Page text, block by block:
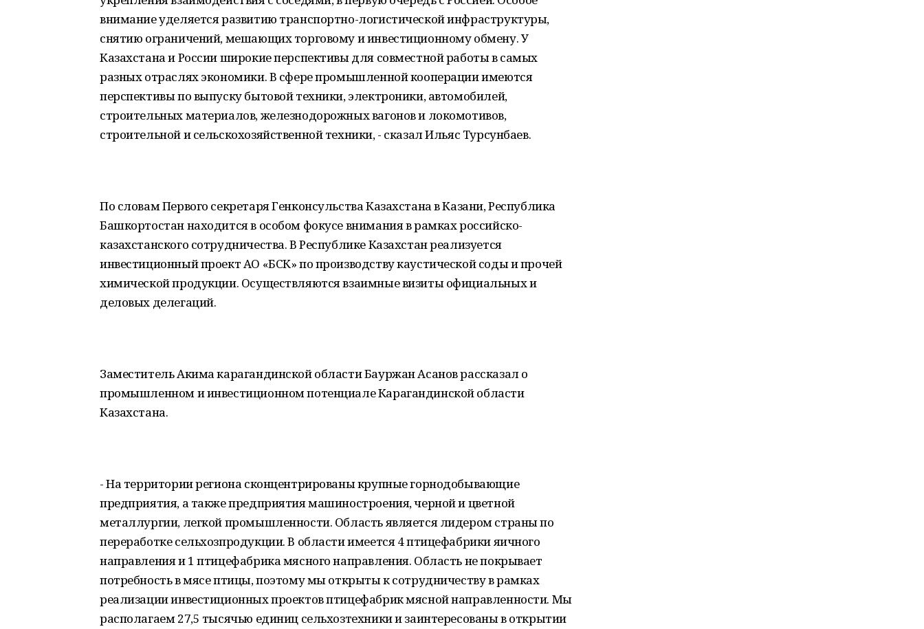
внимание уделяется развитию транспортно-логистической инфраструктуры,
снятию ограничений, мешающих торговому и инвестиционному обмену. У
Казахстана и России широкие перспективы для совместной работы в самых
разных отраслях экономики. В сфере промышленной кооперации имеются
перспективы по выпуску бытовой техники, электроники, автомобилей,
строительных материалов, железнодорожных вагонов и локомотивов,
строительной и сельскохозяйственной техники, - сказал Ильяс Турсунбаев.
По словам Первого секретаря Генконсульства Казахстана в Казани, Республика
Башкортостан находится в особом фокусе внимания в рамках российско-
казахстанского сотрудничества. В Республике Казахстан реализуется
инвестиционный проект АО «БСК» по производству каустической соды и прочей
химической продукции. Осуществляются взаимные визиты официальных и
деловых делегаций.
Заместитель Акима карагандинской области Бауржан Асанов рассказал о
промышленном и инвестиционном потенциале Карагандинской области
Казахстана.
- На территории региона сконцентрированы крупные горнодобывающие
предприятия, а также предприятия машиностроения, черной и цветной
металлургии, легкой промышленности. Область является лидером страны по
переработке сельхозпродукции. В области имеется 4 птицефабрики яичного
направления и 1 птицефабрика мясного направления. Область не покрывает
потребность в мясе птицы, поэтому мы открыты к сотрудничеству в рамках
реализации инвестиционных проектов птицефабрик мясной направленности. Мы
располагаем 27,5 тысячью единиц сельхозтехники и заинтересованы в открытии